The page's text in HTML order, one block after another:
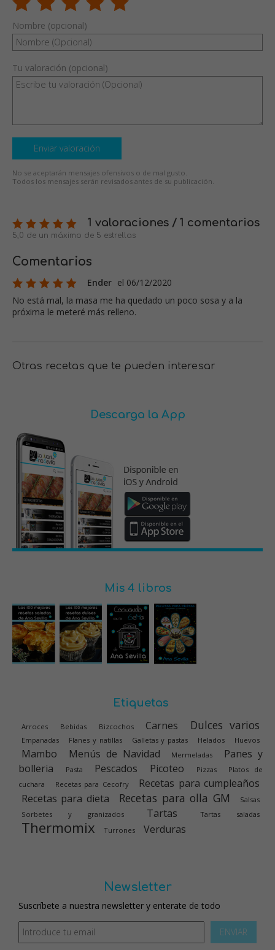
Nombre (opcional)
Tu valoración (opcional)
Enviar valoración
No se aceptarán mensajes ofensivos o de mal gusto.
Todos los mensajes serán revisados antes de su publicación.
1 valoraciones / 1 comentarios
5,0 de un máximo de 5 estrellas
Comentarios
Ender el 06/12/2020
No está mal, la masa me ha quedado un poco sosa y a la
próxima le meteré más relleno.
Otras recetas que te pueden interesar
Descarga la App
Mis 4 libros
Etiquetas
Arroces Bebidas Bizcochos Carnes Dulces varios
Empanadas Flanes y natillas Galletas y pastas Helados Huevos
Mambo Menús de Navidad Mermeladas
Panes y
bolleria
Pasta Pescados Picoteo Pizzas
Platos de
cuchara
Recetas para Cecofry
Recetas para cumpleaños
Recetas para dieta
Recetas para olla GM
Salsas
Sorbetes y granizados
Tartas Tartas saladas
Thermomix Turrones Verduras
Newsletter
Suscríbete a nuestra newsletter y enterate de todo
ENVIAR